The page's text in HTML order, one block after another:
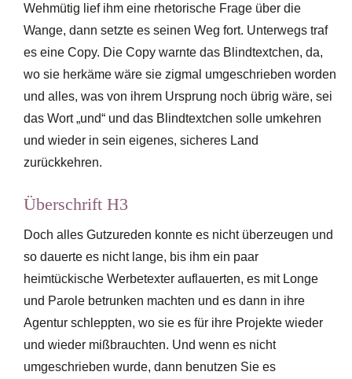
Wehmütig lief ihm eine rhetorische Frage über die
Wange, dann setzte es seinen Weg fort. Unterwegs traf
es eine Copy. Die Copy warnte das Blindtextchen, da,
wo sie herkäme wäre sie zigmal umgeschrieben worden
und alles, was von ihrem Ursprung noch übrig wäre, sei
das Wort „und“ und das Blindtextchen solle umkehren
und wieder in sein eigenes, sicheres Land
zurückkehren.
Überschrift H3
Doch alles Gutzureden konnte es nicht überzeugen und
so dauerte es nicht lange, bis ihm ein paar
heimtückische Werbetexter auflauerten, es mit Longe
und Parole betrunken machten und es dann in ihre
Agentur schleppten, wo sie es für ihre Projekte wieder
und wieder mißbrauchten. Und wenn es nicht
umgeschrieben wurde, dann benutzen Sie es